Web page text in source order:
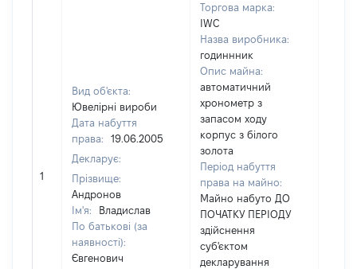
1
Вид об'єкта:
Ювелірні вироби
Дата набуття
права:
19.06.2005
Декларує:
Прізвище:
Андронов
Ім'я:
Владислав
По батькові (за
наявності):
Євгенович
Торгова марка:
IWC
Назва виробника:
годиннник
Опис майна:
автоматичний
хронометр з
запасом ходу
корпус з білого
золота
Період набуття
права на майно:
Майно набуто ДО
ПОЧАТКУ ПЕРІОДУ
здійснення
суб'єктом
декларування